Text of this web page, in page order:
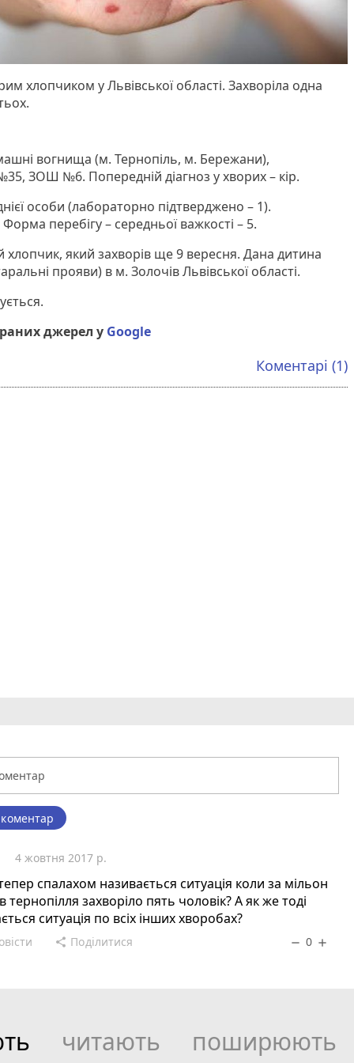
хлопчиком у Львівської області. Захворіла одна
вогнища (м. Тернопіль, м. Бережани),
ЗОШ №6. Попередній діагноз у хворих – кір.
особи (лабораторно підтверджено – 1).
Форма перебігу – середньої важкості – 5.
хлопчик, який захворів ще 9 вересня. Дана дитина
прояви) в м. Золочів Львівської області.
джерел у Google
Коментарі (1)
4 жовтня 2017 р.
спалахом називається ситуація коли за мільон
тернопілля захворіло пять чоловік? А як же тоді
ситуація по всіх інших хворобах?
share Поділитися remove 0 add
читають поширюють